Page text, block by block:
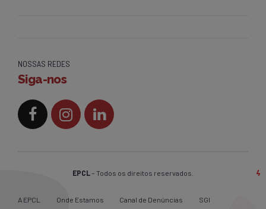
NOSSAS REDES
Siga-nos
EPCL – Todos os direitos reservados.
A EPCL Onde Estamos Canal de Denúncias
SGI